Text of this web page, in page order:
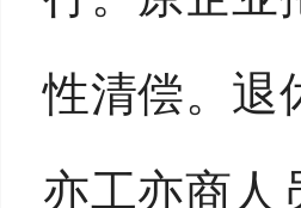
性清偿。退
亦工亦商人